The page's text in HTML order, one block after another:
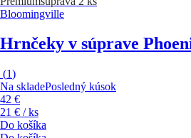
Bloomingville
Hrnčeky v súprave
(1)
Na skladePosledný kúsok
42 €
21 € / ks
Do košíka